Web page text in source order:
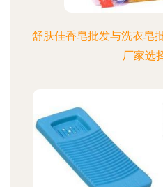
舒肤佳香皂批发与洗衣皂
厂家选